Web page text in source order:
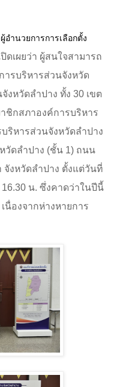
ำนวยการการเลือกตั้ง
ปิดเผยว่า ผู้สนใจสามารถ
ารบริหารส่วนจังหวัด
งหวัดลำปาง ทั้ง 30 เขต
ชิกสภาองค์การบริหาร
ริหารส่วนจังหวัดลำปาง
วัดลำปาง (ชั้น 1) ถนน
จังหวัดลำปาง ตั้งแต่วันที่
16.30 น. ซึ่งคาดว่าในปีนี้
นื่องจากห่างหายการ